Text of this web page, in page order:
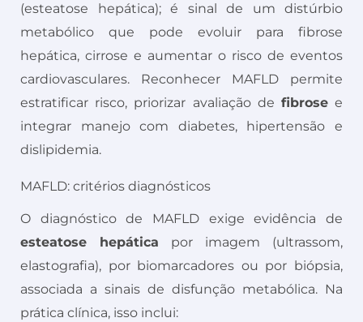
(esteatose hepática); é sinal de um distúrbio
metabólico que pode evoluir para fibrose
hepática, cirrose e aumentar o risco de eventos
cardiovasculares. Reconhecer MAFLD permite
estratificar risco, priorizar avaliação de fibrosee
integrar manejo com diabetes, hipertensão e
dislipidemia.
MAFLD: critérios diagnósticos
O diagnóstico de MAFLD exige evidência de
esteatose hepática por imagem (ultrassom,
elastografia), por biomarcadores ou por biópsia,
associada a sinais de disfunção metabólica. Na
prática clínica, isso inclui: